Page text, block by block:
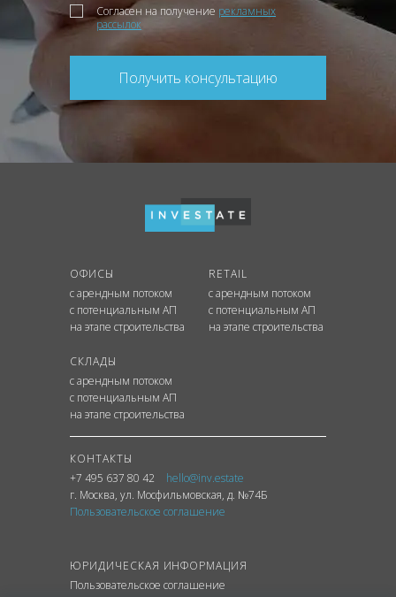
Согласен на получение рекламных
рассылок
Получить консультацию
ОФИСЫ
с арендным потоком
с потенциальным АП
на этапе строительства
RETAIL
с арендным потоком
с потенциальным АП
на этапе строительства
СКЛАДЫ
с арендным потоком
с потенциальным АП
на этапе строительства
КОНТАКТЫ
+7 495 637 80 42
hello@inv.estate
г. Москва, ул. Мосфильмовская, д. №74Б
Пользовательское соглашение
ЮРИДИЧЕСКАЯ ИНФОРМАЦИЯ
Пользовательское соглашение